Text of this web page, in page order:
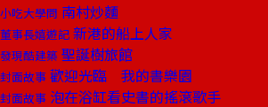
小吃大學問 南村炒麵
董事長嬉遊記 新港的船上人家
發現酷建築 聖誕樹旅館
封面故事 歡迎光臨 我的書樂園
封面故事 泡在浴缸看史書的搖滾歌手